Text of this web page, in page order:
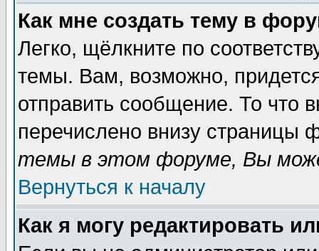
Как мне создать тему в
Легко, щёлкните по
темы. Вам, возможно,
отправить сообщение. То что
перечислено внизу страницы
темы в этом форуме, Вы
Вернуться к началу
Как я могу редактировать